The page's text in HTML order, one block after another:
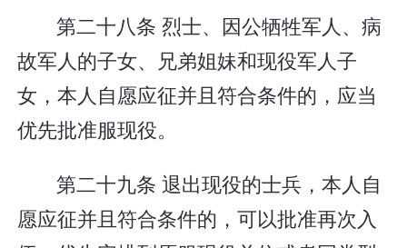
第二十八条 烈士、因公牺牲军人、病
故军人的子女、兄弟姐妹和现役军人子
女，本人自愿应征并且符合条件的，应当
优先批准服现役。
第二十九条 退出现役的士兵，本人自
愿应征并且符合条件的，可以批准再次入